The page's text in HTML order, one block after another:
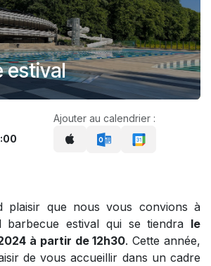
estival
Ajouter au calendrier :
plaisir que nous vous convions à
barbecue estival qui se tiendra le
à partir de 12h30. Cette année,
de vous accueillir dans un cadre